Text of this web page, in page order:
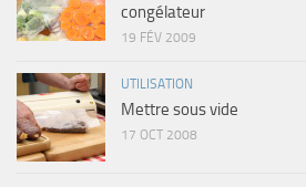
congélateur
19 FÉV 2009
UTILISATION
Mettre sous vide
17 OCT 2008